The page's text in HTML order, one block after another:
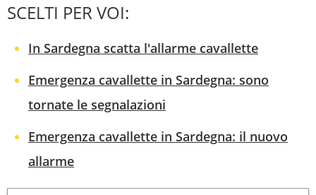
SCELTI PER VOI:
In Sardegna scatta l'allarme cavallette
Emergenza cavallette in Sardegna: sono
tornate le segnalazioni
Emergenza cavallette in Sardegna: il nuovo
allarme